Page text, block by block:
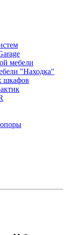
мебели
"Находка"
шкафов